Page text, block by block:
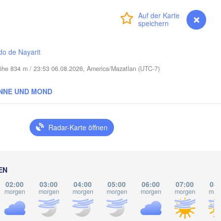
myVentusky Vorhersage
de Nayarit
834 m / 23:53 06.08.2026, America/Mazatlan (UTC-7)
UND MOND
Radar-Karte öffnen
02:00
morgen
03:00
morgen
04:00
morgen
05:00
morgen
06:00
morgen
07:00
morgen
Mobile